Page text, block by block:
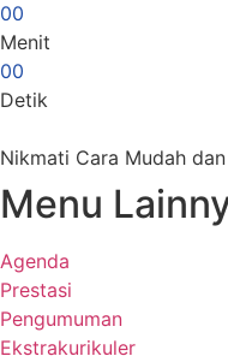
00
Menit
00
Detik
Nikmati Cara Mudah
Menu
Agenda
Prestasi
Pengumuman
Ekstrakurikuler